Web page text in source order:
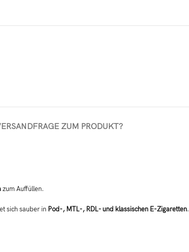
FRAGE ZUM PRODUKT?
zum Auffüllen.
sich sauber in Pod-, MTL-, RDL- und klassischen E-Zigaretten.